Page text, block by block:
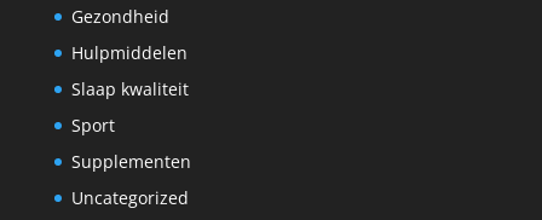
Gezondheid
Hulpmiddelen
Slaap kwaliteit
Sport
Supplementen
Uncategorized